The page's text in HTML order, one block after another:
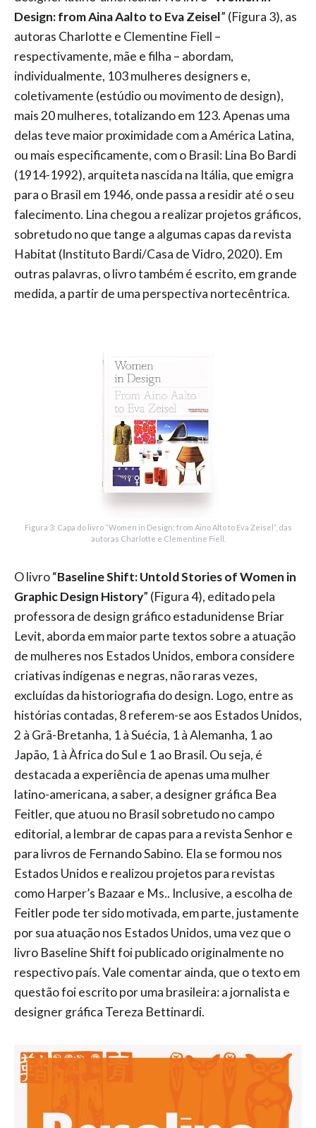
Design: from Aina Aalto to Eva Zeisel” (Figura 3), as
autoras Charlotte e Clementine Fiell –
respectivamente, mãe e filha – abordam,
individualmente, 103 mulheres designers e,
coletivamente (estúdio ou movimento de design),
mais 20 mulheres, totalizando em 123. Apenas uma
delas teve maior proximidade com a América Latina,
ou mais especificamente, com o Brasil: Lina Bo Bardi
(1914-1992), arquiteta nascida na Itália, que emigra
para o Brasil em 1946, onde passa a residir até o seu
falecimento. Lina chegou a realizar projetos gráficos,
sobretudo no que tange a algumas capas da revista
Habitat (Instituto Bardi/Casa de Vidro, 2020). Em
outras palavras, o livro também é escrito, em grande
medida, a partir de uma perspectiva nortecêntrica.
Figura 3: Capa do livro “Women in Design: from Aino Alto to Eva Zeisel”, das
autoras Charlotte e Clementine Fiell.
O livro “Baseline Shift: Untold Stories of Women in
Graphic Design History” (Figura 4), editado pela
professora de design gráfico estadunidense Briar
Levit, aborda em maior parte textos sobre a atuação
de mulheres nos Estados Unidos, embora considere
criativas indígenas e negras, não raras vezes,
excluídas da historiografia do design. Logo, entre as
histórias contadas, 8 referem-se aos Estados Unidos,
2 à Grã-Bretanha, 1 à Suécia, 1 à Alemanha, 1 ao
Japão, 1 à Àfrica do Sul e 1 ao Brasil. Ou seja, é
destacada a experiência de apenas uma mulher
latino-americana, a saber, a designer gráfica Bea
Feitler, que atuou no Brasil sobretudo no campo
editorial, a lembrar de capas para a revista Senhor e
para livros de Fernando Sabino. Ela se formou nos
Estados Unidos e realizou projetos para revistas
como Harper’s Bazaar e Ms.. Inclusive, a escolha de
Feitler pode ter sido motivada, em parte, justamente
por sua atuação nos Estados Unidos, uma vez que o
livro Baseline Shift foi publicado originalmente no
respectivo país. Vale comentar ainda, que o texto em
questão foi escrito por uma brasileira: a jornalista e
designer gráfica Tereza Bettinardi.